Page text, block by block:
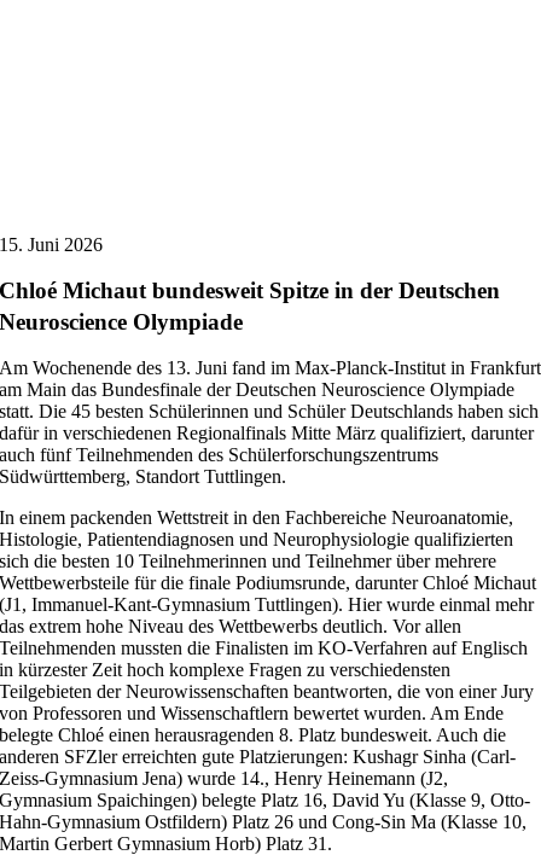
15. Juni 2026
Chloé Michaut bundesweit Spitze in der Deutschen
Neuroscience Olympiade
Am Wochenende des 13. Juni fand im Max-Planck-Institut in Frankfurt
am Main das Bundesfinale der Deutschen Neuroscience Olympiade
statt. Die 45 besten Schülerinnen und Schüler Deutschlands haben sich
dafür in verschiedenen Regionalfinals Mitte März qualifiziert, darunter
auch fünf Teilnehmenden des Schülerforschungszentrums
Südwürttemberg, Standort Tuttlingen.
In einem packenden Wettstreit in den Fachbereiche Neuroanatomie,
Histologie, Patientendiagnosen und Neurophysiologie qualifizierten
sich die besten 10 Teilnehmerinnen und Teilnehmer über mehrere
Wettbewerbsteile für die finale Podiumsrunde, darunter Chloé Michaut
(J1, Immanuel-Kant-Gymnasium Tuttlingen). Hier wurde einmal mehr
das extrem hohe Niveau des Wettbewerbs deutlich. Vor allen
Teilnehmenden mussten die Finalisten im KO-Verfahren auf Englisch
in kürzester Zeit hoch komplexe Fragen zu verschiedensten
Teilgebieten der Neurowissenschaften beantworten, die von einer Jury
von Professoren und Wissenschaftlern bewertet wurden. Am Ende
belegte Chloé einen herausragenden 8. Platz bundesweit. Auch die
anderen SFZler erreichten gute Platzierungen: Kushagr Sinha (Carl-
Zeiss-Gymnasium Jena) wurde 14., Henry Heinemann (J2,
Gymnasium Spaichingen) belegte Platz 16, David Yu (Klasse 9, Otto-
Hahn-Gymnasium Ostfildern) Platz 26 und Cong-Sin Ma (Klasse 10,
Martin Gerbert Gymnasium Horb) Platz 31.